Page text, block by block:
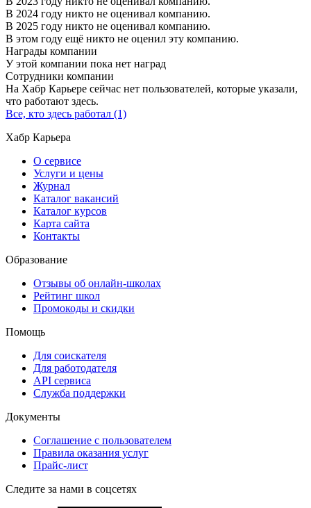
В 2024 году никто не оценивал компанию.
В 2025 году никто не оценивал компанию.
В этом году ещё никто не оценил эту компанию.
Награды компании
У этой компании пока нет наград
Сотрудники компании
На Хабр Карьере сейчас нет пользователей, которые указали,
что работают здесь.
Все, кто здесь работал (1)
Хабр Карьера
О сервисе
Услуги и цены
Журнал
Каталог вакансий
Каталог курсов
Карта сайта
Контакты
Образование
Отзывы об онлайн-школах
Рейтинг школ
Промокоды и скидки
Помощь
Для соискателя
Для работодателя
API сервиса
Служба поддержки
Документы
Соглашение с пользователем
Правила оказания услуг
Прайс-лист
Следите за нами в соцсетях